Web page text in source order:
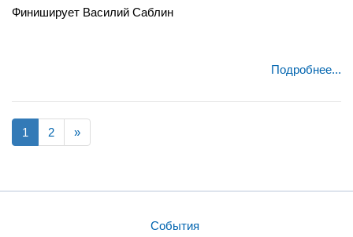
Финиширует Василий Саблин
Подробнее...
1 2 »
События